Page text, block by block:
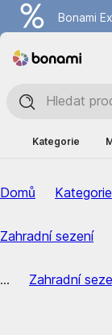
Bonami
Summer
Kategorie
Domů Kategorie
Zahradní sezení
... Zahradní